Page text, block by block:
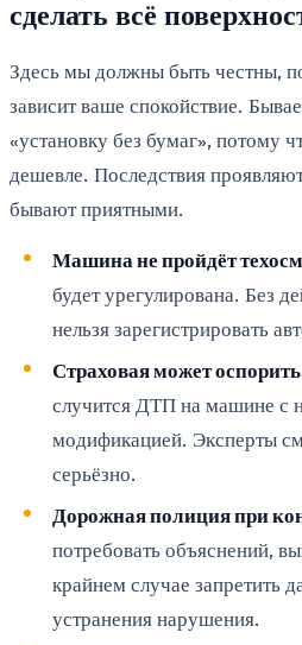
сделать всё
Здесь мы должны быть честны,
зависит ваше спокойствие.
«установку без бумаг», потому
дешевле. Последствия
бывают приятными.
Машина не пройдёт
будет урегулирована. Без
нельзя зарегистрировать
Страховая может
случится ДТП на машине с
модификацией. Эксперты
серьёзно.
Дорожная полиция при
потребовать объяснений,
крайнем случае запретить
устранения нарушения.